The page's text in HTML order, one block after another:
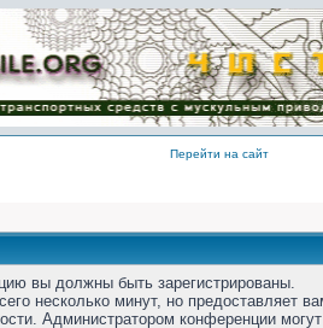
Перейти на сайт
вы должны быть зарегистрированы.
несколько минут, но предоставляет
Администратором конференции